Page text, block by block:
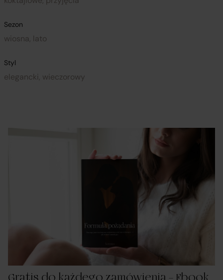
Sezon
wiosna, lato
Styl
elegancki, wieczorowy